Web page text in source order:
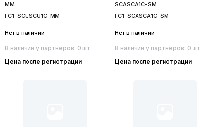
MM
FC1-SCUSCU1C-MM
Нет в наличии
В наличии у партнеров: 0 шт
Цена после регистрации
SCASCA1C-SM
FC1-SCASCA1C-SM
Нет в наличии
В наличии у партнеров: 0 шт
Цена после регистрации